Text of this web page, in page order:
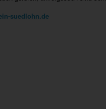
suedlohn.de